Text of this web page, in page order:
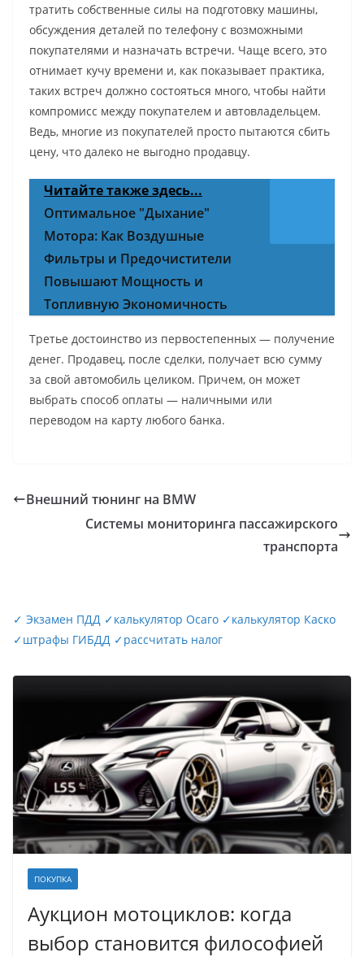
тратить собственные силы на подготовку машины,
обсуждения деталей по телефону с возможными
покупателями и назначать встречи. Чаще всего, это
отнимает кучу времени и, как показывает практика,
таких встреч должно состояться много, чтобы найти
компромисс между покупателем и автовладельцем.
Ведь, многие из покупателей просто пытаются сбить
цену, что далеко не выгодно продавцу.
Читайте также здесь...
Оптимальное "Дыхание"
Мотора: Как Воздушные
Фильтры и Предочистители
Повышают Мощность и
Топливную Экономичность
Третье достоинство из первостепенных — получение
денег. Продавец, после сделки, получает всю сумму
за свой автомобиль целиком. Причем, он может
выбрать способ оплаты — наличными или
переводом на карту любого банка.
Внешний тюнинг на BMW
Системы мониторинга пассажирского
транспорта
✓ Экзамен ПДД ✓калькулятор Осаго ✓калькулятор Каско
✓штрафы ГИБДД ✓рассчитать налог
ПОКУПКА
Аукцион мотоциклов: когда
выбор становится философией